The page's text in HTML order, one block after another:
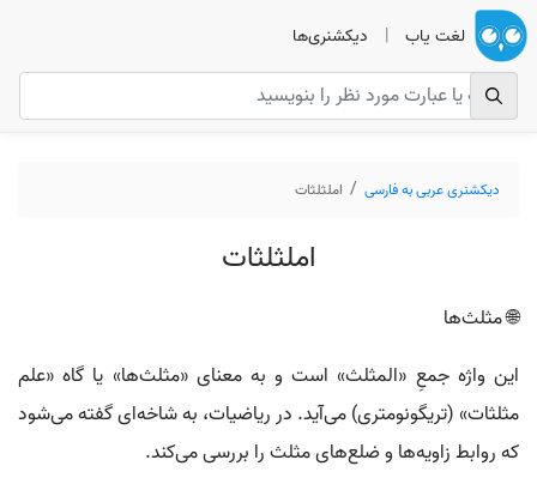
لغت یاب | دیکشنری‌ها
دیکشنری عربی به فارسی املثلثات
املثلثات
🌐 مثلث‌ها
این واژه جمعِ «المثلث» است و به معنای «مثلث‌ها» یا گاه «علم
مثلثات» (تریگونومتری) می‌آید. در ریاضیات، به شاخه‌ای گفته می‌شود
که روابط زاویه‌ها و ضلع‌های مثلث را بررسی می‌کند.